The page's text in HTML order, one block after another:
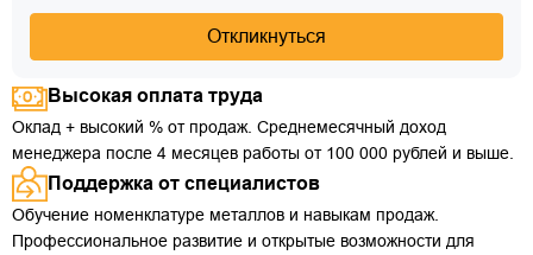
Откликнуться
Высокая оплата труда
Оклад + высокий % от продаж. Среднемесячный доход
менеджера после 4 месяцев работы от 100 000 рублей и выше.
Поддержка от специалистов
Обучение номенклатуре металлов и навыкам продаж.
Профессиональное развитие и открытые возможности для